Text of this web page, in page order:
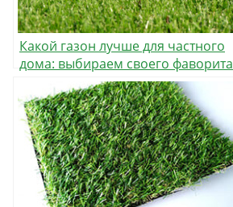
Какой газон лучше для частного
дома: выбираем своего фаворита